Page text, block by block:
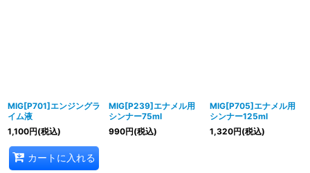
MIG[P701]エンジングラ
イム液
1,100円(税込)
カートに入れる
MIG[P239]エナメル用
シンナー75ml
990円(税込)
MIG[P705]エナメル用
シンナー125ml
1,320円(税込)